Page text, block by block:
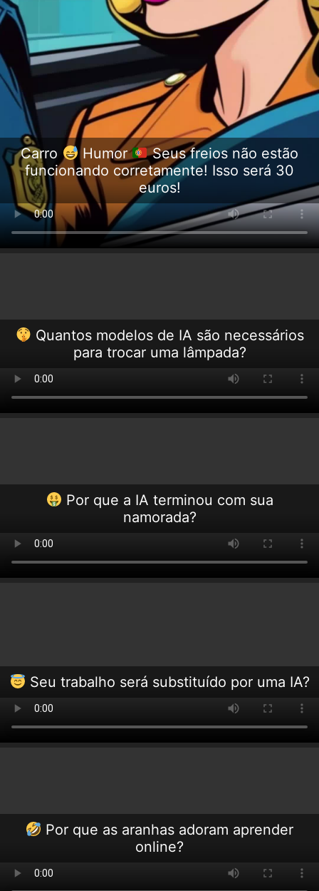
Carro Humor
Seus freios não estão
funcionando corretamente! Isso será 30
euros!
Quantos modelos de IA são necessários
para trocar uma lâmpada?
Por que a IA terminou com sua
namorada?
Seu trabalho será substituído por uma IA?
Por que as aranhas adoram aprender
online?